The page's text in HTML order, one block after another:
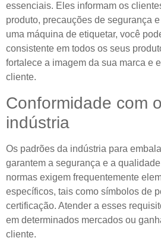
essenciais. Eles informam os
produto, precauções de segurança
uma máquina de etiquetar, você
consistente em todos os seus
fortalece a imagem da sua marca e
cliente.
Conformidade com
indústria
Os padrões da indústria para
garantem a segurança e a
normas exigem frequentemente
específicos, tais como símbolos de
certificação. Atender a esses
em determinados mercados ou
cliente.